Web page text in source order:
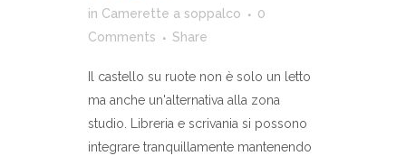
in Camerette a soppalco
0
Comments
Share
Il castello su ruote non è solo un letto
ma anche un'alternativa alla zona
studio. Libreria e scrivania si possono
integrare tranquillamente mantenendo